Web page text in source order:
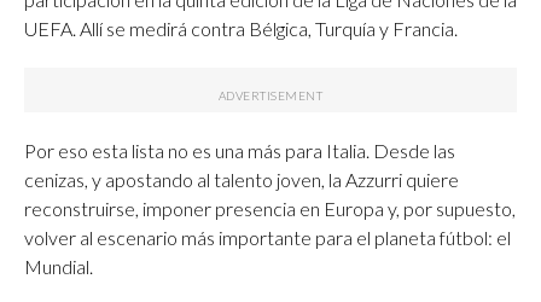
UEFA. Allí se medirá contra Bélgica, Turquía y Francia.
Por eso esta lista no es una más para Italia. Desde las
cenizas, y apostando al talento joven, la Azzurri quiere
reconstruirse, imponer presencia en Europa y, por supuesto,
volver al escenario más importante para el planeta fútbol: el
Mundial.